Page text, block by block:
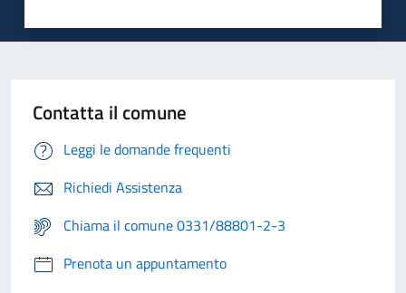
Contatta il comune
Leggi le domande frequenti
Richiedi Assistenza
Chiama il comune 0331/88801-2-3
Prenota un appuntamento